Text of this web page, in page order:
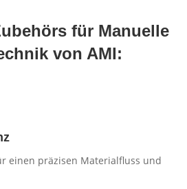
für Manuelle
von AMI:
einen präzisen Materialfluss und